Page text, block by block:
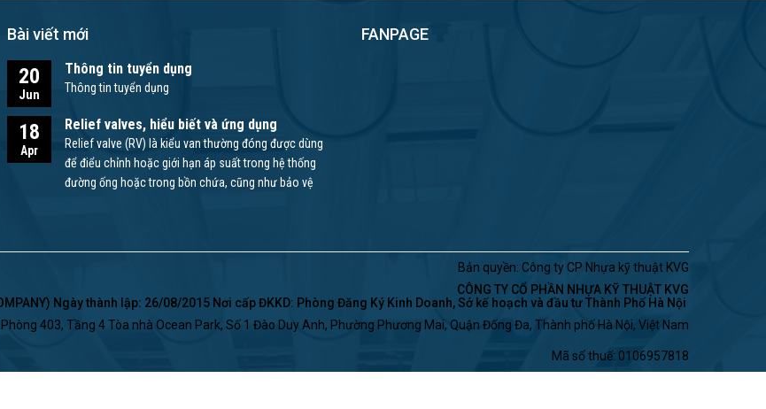
Bài viết mới
20
Jun
Thông tin tuyển dụng
Thông tin tuyển dụng
18
Apr
Relief valves, hiểu biết và ứng dụng
Relief valve (RV) là kiểu van thường đóng được dùng
để điểu chỉnh hoặc giới hạn áp suất trong hệ thống
đường ống hoặc trong bồn chứa, cũng như bảo vệ
FANPAGE
Bản quyền: Công ty CP Nhựa kỹ thuật KVG
CÔNG TY CỔ PHẦN NHỰA KỸ THUẬT KVG
Ngày thành lập: 26/08/2015 Nơi cấp ĐKKD: Phòng Đăng Ký Kinh Doanh, Sở kế hoạch và đầu tư Thành Phố Hà Nội
403, Tầng 4 Tòa nhà Ocean Park, Số 1 Đào Duy Anh, Phường Phương Mai, Quận Đống Đa, Thành phố Hà Nội, Việt Nam
Mã số thuế: 0106957818